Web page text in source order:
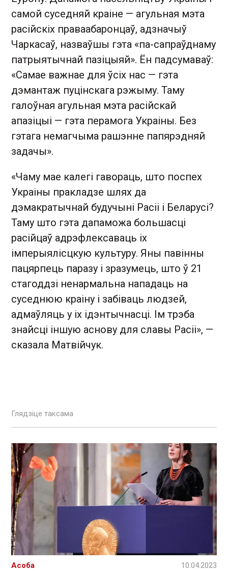
самой суседняй краіне — агульная мэта
расійскіх праваабаронцаў, адзначыў
Чаркасаў, назваўшы гэта «па-сапраўднаму
патрыятычнай пазіцыяй». Ён падсумаваў:
«Самае важнае для ўсіх нас — гэта
дэмантаж пуцінскага рэжыму. Таму
галоўная агульная мэта расійскай
апазіцыі — гэта перамога Украіны. Без
гэтага немагчыма рашэнне папярэдняй
задачы».
«Чаму мае калегі гавораць, што поспех
Украіны пракладзе шлях да
дэмакратычнай будучыні Расіі і Беларусі?
Таму што гэта дапаможа большасці
расійцаў адрэфлексаваць іх
імперыялісцкую культуру. Яны павінны
пацярпець паразу і зразумець, што ў 21
стагоддзі ненармальна нападаць на
суседнюю краіну і забіваць людзей,
адмаўляць у іх ідэнтычнасці. Ім трэба
знайсці іншую аснову для славы Расіі», —
сказала Матвійчук.
Глядзіце таксама
Асоба 10.04.2023